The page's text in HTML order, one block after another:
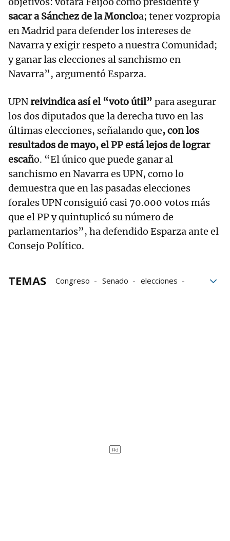
sacar a Sánchez de la Moncloa; tener vozpropia
en Madrid para defender los intereses de
Navarra y exigir respeto a nuestra Comunidad;
y ganar las elecciones al sanchismo en
Navarra”, argumentó Esparza.
UPNreivindica así el “voto útil” para asegurar
los dos diputados que la derecha tuvo en las
últimas elecciones, señalando que, con los
resultados de mayo, el PP está lejos de lograr
escaño. “El único que puede ganar al
sanchismo en Navarra es UPN, como lo
demuestra que en las pasadas elecciones
forales UPN consiguió casi 70.000 votos más
que el PP y quintuplicó su número de
parlamentarios”, ha defendido Esparza ante el
Consejo Político.
TEMAS Congreso Senado
elecciones